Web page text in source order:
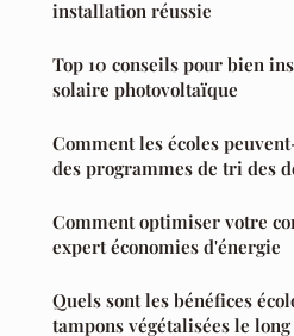
installation réussie
Top 10 conseils pour bien
solaire photovoltaïque
Comment les écoles
des programmes de tri des
Comment optimiser votre
expert économies d'énergie
Quels sont les bénéfices
tampons végétalisées le